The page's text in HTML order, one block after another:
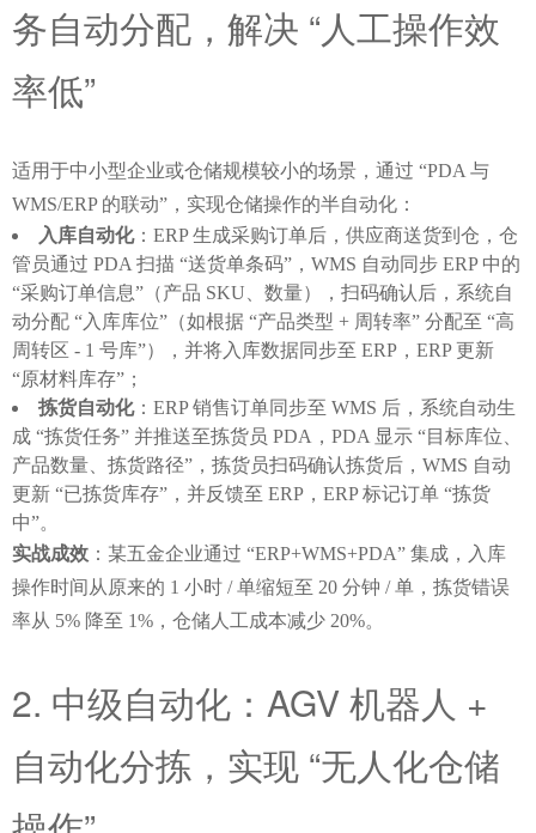
务自动分配，解决 “人工操作效
率低”
适用于中小型企业或仓储规模较小的场景，通过 “PDA 与
WMS/ERP 的联动”，实现仓储操作的半自动化：
入库自动化：ERP 生成采购订单后，供应商送货到仓，仓
管员通过 PDA 扫描 “送货单条码”，WMS 自动同步 ERP 中的
“采购订单信息”（产品 SKU、数量），扫码确认后，系统自
动分配 “入库库位”（如根据 “产品类型 + 周转率” 分配至 “高
周转区 - 1 号库”），并将入库数据同步至 ERP，ERP 更新
“原材料库存”；
拣货自动化：ERP 销售订单同步至 WMS 后，系统自动生
成 “拣货任务” 并推送至拣货员 PDA，PDA 显示 “目标库位、
产品数量、拣货路径”，拣货员扫码确认拣货后，WMS 自动
更新 “已拣货库存”，并反馈至 ERP，ERP 标记订单 “拣货
中”。
实战成效 ：某五金企业通过 “ERP+WMS+PDA” 集成，入库
操作时间从原来的 1 小时 / 单缩短至 20 分钟 / 单，拣货错误
率从 5% 降至 1%，仓储人工成本减少 20%。
2. 中级自动化：AGV 机器人 +
自动化分拣，实现 “无人化仓储